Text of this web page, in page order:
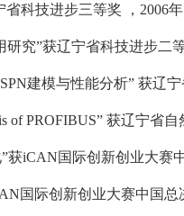
省科技进步三等奖 ， 2006年
研究”获辽宁省科技进步二
建模与性能分析” 获辽宁
of PROFIBUS” 获辽宁省自
获iCAN国际创新创业大赛
国际创新创业大赛中国总